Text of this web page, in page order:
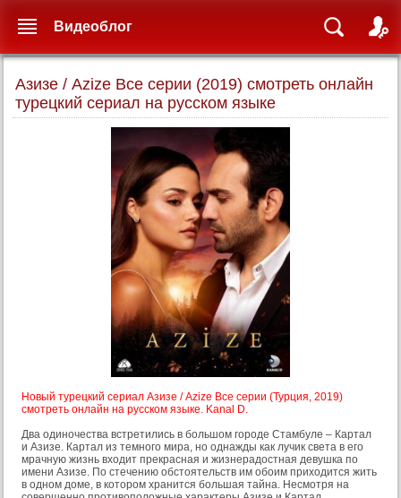
Азизе / Azize Все серии (2019) смотреть онлайн
турецкий сериал на русском языке
Новый турецкий сериал Азизе / Azize Все серии (Турция, 2019)
смотреть онлайн на русском языке. Kanal D.
Два одиночества встретились в большом городе Стамбуле – Картал
и Азизе. Картал из темного мира, но однажды как лучик света в его
мрачную жизнь входит прекрасная и жизнерадостная девушка по
имени Азизе. По стечению обстоятельств им обоим приходится жить
в одном доме, в котором хранится большая тайна. Несмотря на
Видеоблог